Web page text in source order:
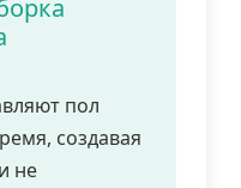
пол
создавая
не